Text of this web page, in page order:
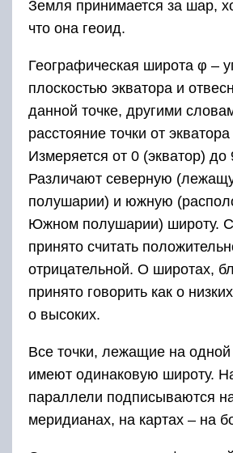
Земля принимается за шар,
что она геоид.
Географическая широта φ –
плоскостью экватора и
данной точке, другими
расстояние точки от
Измеряется от 0 (экватор)
Различают северную
полушарии) и южную
Южном полушарии) широту.
принято считать
отрицательной. О широтах,
принято говорить как о
о высоких.
Все точки, лежащие на
имеют одинаковую широту.
параллели подписываются
меридианах, на картах – на